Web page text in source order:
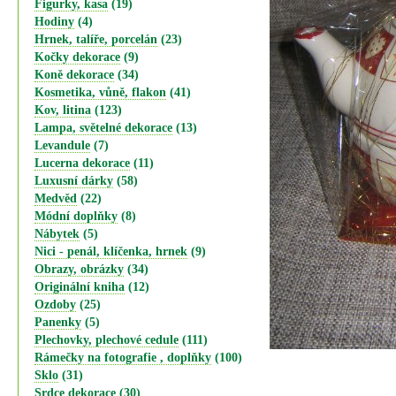
Figurky, kasa (19)
Hodiny (4)
Hrnek, talíře, porcelán (23)
Kočky dekorace (9)
Koně dekorace (34)
Kosmetika, vůně, flakon (41)
Kov, litina (123)
Lampa, světelné dekorace (13)
Levandule (7)
Lucerna dekorace (11)
Luxusní dárky (58)
Medvěd (22)
Módní doplňky (8)
Nábytek (5)
Nici - penál, klíčenka, hrnek (9)
Obrazy, obrázky (34)
Originální kniha (12)
Ozdoby (25)
Panenky (5)
Plechovky, plechové cedule (111)
Rámečky na fotografie , doplňky (100)
Sklo (31)
Srdce dekorace (30)